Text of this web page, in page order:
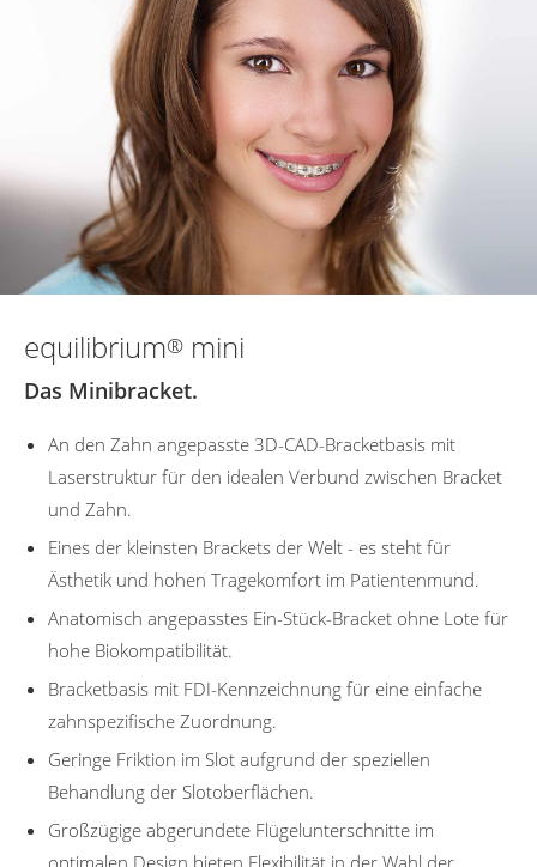
equilibrium® mini
Das Minibracket.
An den Zahn angepasste 3D-CAD-Bracketbasis mit
Laserstruktur für den idealen Verbund zwischen Bracket
und Zahn.
Eines der kleinsten Brackets der Welt - es steht für
Ästhetik und hohen Tragekomfort im Patientenmund.
Anatomisch angepasstes Ein-Stück-Bracket ohne Lote für
hohe Biokompatibilität.
Bracketbasis mit FDI-Kennzeichnung für eine einfache
zahnspezifische Zuordnung.
Geringe Friktion im Slot aufgrund der speziellen
Behandlung der Slotoberflächen.
Großzügige abgerundete Flügelunterschnitte im
optimalen Design bieten Flexibilität in der Wahl der